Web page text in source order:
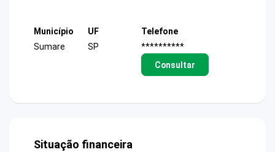
Município
Sumare
UF
SP
Telefone
**********
Consultar
Situação financeira